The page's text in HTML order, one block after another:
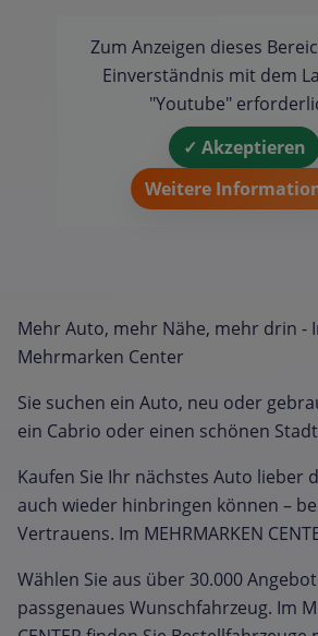
Zum Anzeigen dieses
Einverständnis mit dem
"Youtube"
✓ Akzeptieren
Weitere
Mehr Auto, mehr Nähe, mehr drin -
Mehrmarken Center
Sie suchen ein Auto, neu oder
ein Cabrio oder einen schönen
Kaufen Sie Ihr nächstes Auto lieber
auch wieder hinbringen können –
Vertrauens. Im MEHRMARKEN
Wählen Sie aus über 30.000
passgenaues Wunschfahrzeug. Im